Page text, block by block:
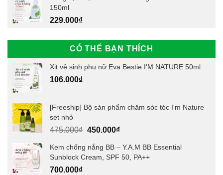
150ml
229.000₫
CÓ THỂ BẠN THÍCH
Xịt vệ sinh phụ nữ Eva Bestie I'M NATURE 50ml
106.000₫
[Freeship] Bộ sản phẩm chăm sóc tóc I'm Nature
set nhỏ
475.000₫ Giá
là:
475.000₫.
450.000₫Giá
tại
là:
Kem chống nắng BB – Y.A.M BB Essential
Sunblock Cream, SPF 50, PA++
700.000₫